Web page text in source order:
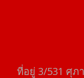
ที่อยู่​ 3/531​ ศุภ